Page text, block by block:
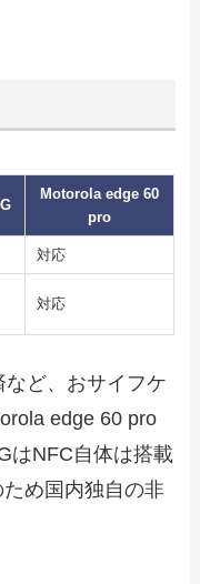
Motorola edge 60
pro
対応
対応
ど、おサイフケ
edge 60 pro
はNFC自体は搭載
め国内独自の非